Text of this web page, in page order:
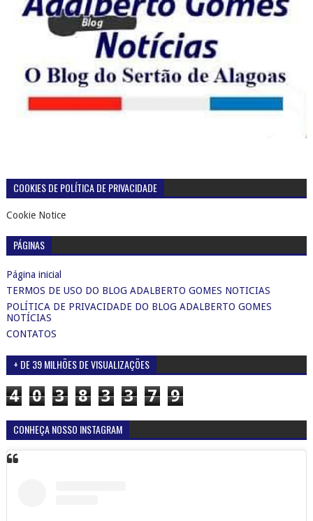
COOKIES DE POLÍTICA DE PRIVACIDADE
Cookie Notice
PÁGINAS
Página inicial
TERMOS DE USO DO BLOG ADALBERTO GOMES NOTICIAS
POLÍTICA DE PRIVACIDADE DO BLOG ADALBERTO GOMES
NOTÍCIAS
CONTATOS
+ DE 39 MILHÕES DE VISUALIZAÇÕES
4 0 3 8 3 3 7 9
CONHEÇA NOSSO INSTAGRAM